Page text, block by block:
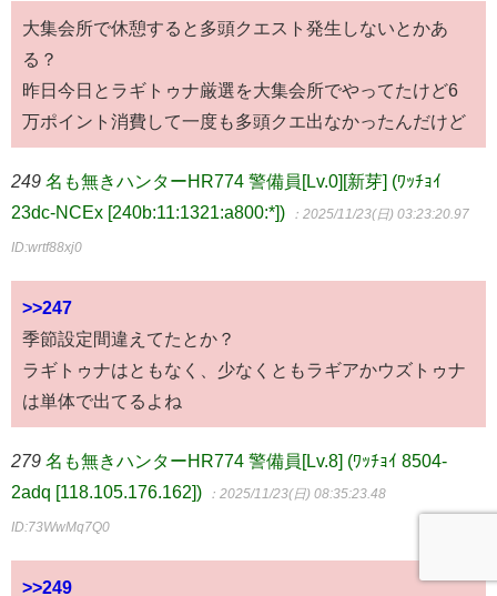
大集会所で休憩すると多頭クエスト発生しないとかあ
る？
昨日今日とラギトゥナ厳選を大集会所でやってたけど6
万ポイント消費して一度も多頭クエ出なかったんだけど
249 名も無きハンターHR774 警備員[Lv.0][新芽] (ﾜｯﾁｮｲ
23dc-NCEx [240b:11:1321:a800:*])
：2025/11/23(日) 03:23:20.97
ID:wrtf88xj0
>>247
季節設定間違えてたとか？
ラギトゥナはともなく、少なくともラギアかウズトゥナ
は単体で出てるよね
279 名も無きハンターHR774 警備員[Lv.8] (ﾜｯﾁｮｲ 8504-
2adq [118.105.176.162])
：2025/11/23(日) 08:35:23.48
ID:73WwMq7Q0
>>249